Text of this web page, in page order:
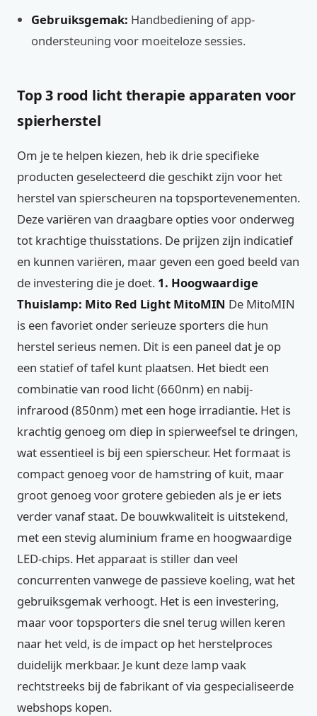
Gebruiksgemak: Handbediening of app-
ondersteuning voor moeiteloze sessies.
Top 3 rood licht therapie apparaten voor
spierherstel
Om je te helpen kiezen, heb ik drie specifieke
producten geselecteerd die geschikt zijn voor het
herstel van spierscheuren na topsportevenementen.
Deze variëren van draagbare opties voor onderweg
tot krachtige thuisstations. De prijzen zijn indicatief
en kunnen variëren, maar geven een goed beeld van
de investering die je doet. 1. Hoogwaardige
Thuislamp: Mito Red Light MitoMIN De MitoMIN
is een favoriet onder serieuze sporters die hun
herstel serieus nemen. Dit is een paneel dat je op
een statief of tafel kunt plaatsen. Het biedt een
combinatie van rood licht (660nm) en nabij-
infrarood (850nm) met een hoge irradiantie. Het is
krachtig genoeg om diep in spierweefsel te dringen,
wat essentieel is bij een spierscheur. Het formaat is
compact genoeg voor de hamstring of kuit, maar
groot genoeg voor grotere gebieden als je er iets
verder vanaf staat. De bouwkwaliteit is uitstekend,
met een stevig aluminium frame en hoogwaardige
LED-chips. Het apparaat is stiller dan veel
concurrenten vanwege de passieve koeling, wat het
gebruiksgemak verhoogt. Het is een investering,
maar voor topsporters die snel terug willen keren
naar het veld, is de impact op het herstelproces
duidelijk merkbaar. Je kunt deze lamp vaak
rechtstreeks bij de fabrikant of via gespecialiseerde
webshops kopen.